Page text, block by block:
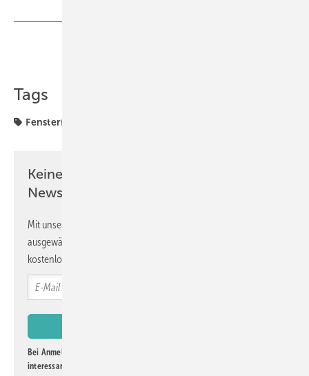
Tags
Fensterfertigung
Keine Zeit? Kein Problem mit dem GW
Newsletter!
Mit unserem Newsletter erhalten Sie regelmäßig von uns
ausgewählte Informationen und Neuigkeiten, gebündelt und
kostenlos direkt ins Postfach.
Bei Anmeldung zu diesem Newsletter bin ich damit einverstanden, über
interessante Verlags- und Online-Angebote